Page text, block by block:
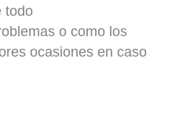
todo
o como los
ocasiones en caso